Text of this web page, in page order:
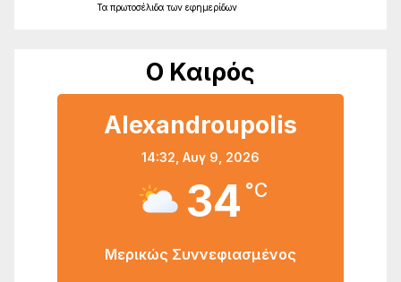
Τα πρωτοσέλιδα των εφημερίδων
Ο Καιρός
Alexandroupolis
14:32, Αυγ 9, 2026
34 °C
Μερικώς Συννεφιασμένος